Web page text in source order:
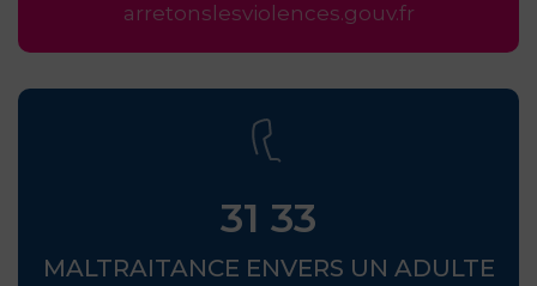
arretonslesviolences.gouv.fr
31 33
MALTRAITANCE ENVERS UN ADULTE